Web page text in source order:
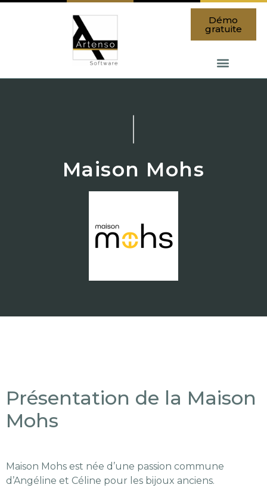
Démo
gratuite
Maison Mohs
Présentation de la Maison
Mohs
Maison Mohs est née d’une passion commune
d’Angéline et Céline pour les bijoux anciens.